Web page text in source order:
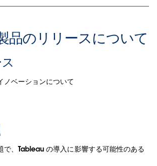
品のリリースについて
ノベーションについて
で、Tableau の導入に影響する可能性のある